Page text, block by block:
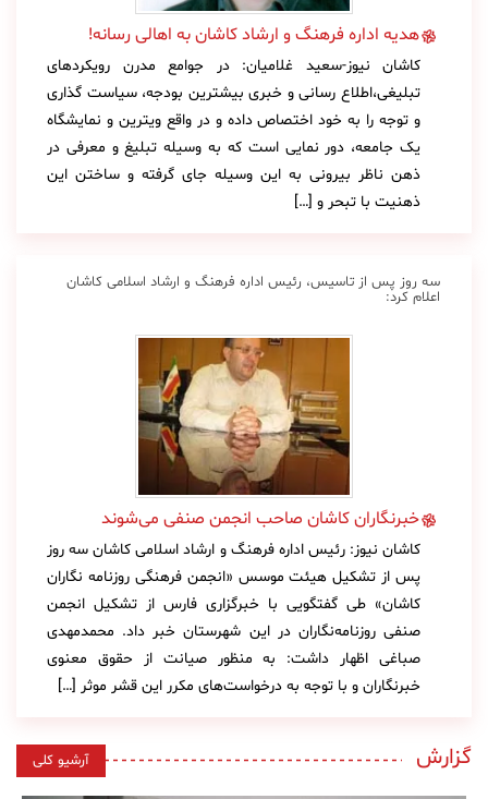
هدیه اداره فرهنگ و ارشاد کاشان به اهالی رسانه!
کاشان نیوز-سعید غلامیان: در جوامع مدرن رویکردهای
تبلیغی،اطلاع رسانی و خبری بیشترین بودجه، سیاست گذاری
و توجه را به خود اختصاص داده و در واقع ویترین و نمایشگاه
یک جامعه، دور نمایی است که به وسیله تبلیغ و معرفی در
ذهن ناظر بیرونی به این وسیله جای گرفته و ساختن این
ذهنیت با تبحر و […]
سه روز پس از تاسیس، رئیس اداره فرهنگ و ارشاد اسلامی کاشان
اعلام کرد:
خبرنگاران کاشان صاحب انجمن صنفی می‌شوند
کاشان نیوز: رئیس اداره فرهنگ و ارشاد اسلامی کاشان سه روز
پس از تشکیل هیئت موسس «انجمن فرهنگی روزنامه نگاران
کاشان» طی گفتگویی با خبرگزاری فارس از تشکیل انجمن
صنفی روزنامه‌نگاران در این شهرستان خبر داد. محمدمهدی
صباغی اظهار داشت: به منظور صیانت از حقوق معنوی
خبرنگاران و با توجه به درخواست‌های مکرر این قشر موثر […]
گزارش آرشیو کلی